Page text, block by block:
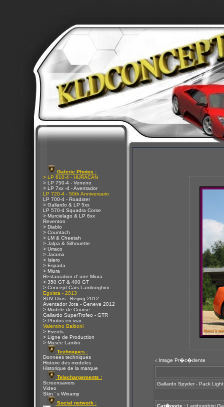
Galerie Photos :
> LP 610-4 - HURACAN
> LP 750-4 - Veneno
> LP 7xx -4 - Aventador
LP 720-4 - 50th Anniversario
LP 700-4 - Roadster
> Gallardo & LP 5xx
LP 570-4 Squadra Corse
> Murcielago & LP 6xx
Reventon
> Diablo
> Countach
> LM & Cheetah
> Jalpa & Silhouette
> Urraco
> Jarama
> Islero
> Espada
> Miura
Restauration d' une Miura
> 350 GT & 400 GT
> Concept Cars Lamborghini
Egoista - 2013
SUV Urus - Beijing 2012
Aventador Jota - Geneve 2012
> Modele de Course
Gallardo SuperTrofeo - GTR
> Photos en vrac
Valentino Balboni
> Events
> Ligne de Production
> Musée Lambo
Techniques :
Donnees techniques
Histoire des modeles
Historique de la marque
Telechargements :
Screensavers
Video
Skin ' s Winamp
Social network :
< Image Pr�c�dente
Gallardo Spyder - Pack
Cat�gorie : Lamborghini